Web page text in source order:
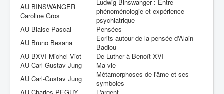
AU BINSWANGER
Caroline Gros
Ludwig Binswanger : Entre
phénoménologie et expérience
psychiatrique
AU Blaise Pascal
Pensées
AU Bruno Besana
Ecrits autour de la pensée d'Alain
Badiou
AU BXVI Michel Viot
De Luther à Benoît XVI
AU Carl Gustav Jung
Ma vie
AU Carl-Gustav Jung
Métamorphoses de l'âme et ses
symboles
AU Charles PEGUY
L'argent